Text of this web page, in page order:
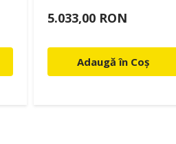
5.033,00 RON
Adaugă în Coș